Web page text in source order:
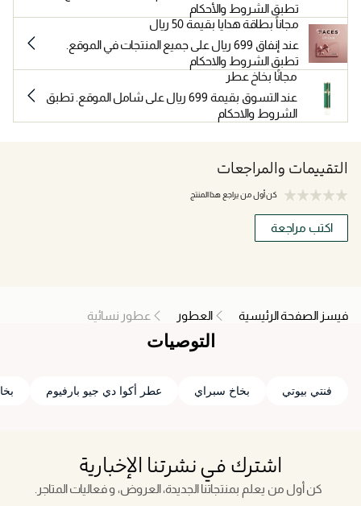
تطبق الشروط والأحكام
مجاناً بطاقة هدايا بقيمة 50 ريال
عند إنفاق 699 ريال على جميع المنتجات في الموقع.
تطبق الشروط والاحكام
مجانًا بخاخ عطر
عند التسوق بقيمة 699 ريال على شامل الموقع. تطبق
الشروط والاحكام
التقييمات والمراجعات
كن أول من يراجع هذا المنتج
اكتب مراجعة
فيسز الصفحة الرئيسية العطور عطور نسائية
التوصيات
فنتي بيوتي بخاخ سبراي عطر أكوا دي جيو بارفيوم
اشترك في نشرتنا الإخبارية
كن أول من يعلم بمنتجاتنا الجديدة، العروض، و فعاليات المتاجر.